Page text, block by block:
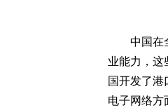
中国在全
业能力，这
国开发了港
电子网络方